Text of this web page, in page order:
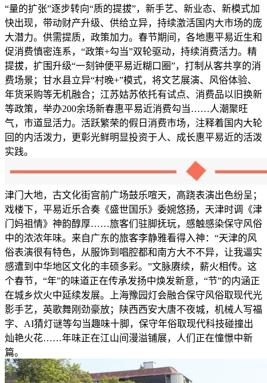
“量的扩张”逐步转向“质的提拔”，新手艺、新业态、新模式加
快出现，带动财产升级、供给立异，持续激活国内大市场的庞
大潜力。供需提质，政策加力。春节期间，各地惠平易近生和
促消费慎密连系，“政策+勾当”双轮驱动，持续消费活力。精
提拔，扩围升级“一刻钟便平易近糊口圈”，打制从客共享的消
费场景；甘水县立异“村晚+”模式，将文艺展演、风俗体验、
年货采购等无机融合；江苏姑苏依托有试点、消费品以旧换新
等政策，举办200余场新春惠平易近消费勾当……人潮聚旺
气，市道显活力。活跃繁荣的假日消费市场，注释着国内大轮
回的内活泼力，更彰光鲜明显投资于人、成长惠平易近的活泼
实践。
津门大地，古文化街宫前广场鼓乐喧天，高跷表演出色纷呈；
戏楼下，平易近乐合奏《盛世国乐》委婉悠扬，天津时调《津
门妈祖情》神韵醇厚……旅客们驻脚抚玩，感触感染保守风俗
中的浓浓年味。来自广东的旅客李静雅看得入神：“天津的风
俗表演很有特色，从服饰到唱腔都和南方大不不异，让我逼实
感遭到中华地区文化的丰硕多彩。”文脉赓续，薪火相传。这
个春节，“年”的味道正在传承发扬中焕发新意，“节”的内涵正
在城乡炊火中延续发展。上海豫园灯会融合保守风俗取现代光
影手艺，英歌舞刚劲豪放；陕西西安大唐不夜城，机械人写福
字、AI猜灯谜等勾当趣味十脚，保守年俗取现代科技碰撞出
灿艳火花……年味正在江山间漫溢铺展，人们正在憧憬中新
篇。